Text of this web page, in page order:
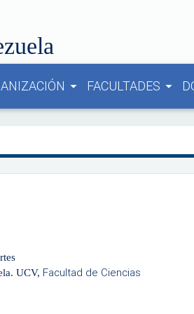
arrow_drop_down FACULTADES arrow_drop_down
UCV, Facultad de Ciencias